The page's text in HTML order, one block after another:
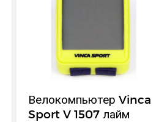
Велокомпьютер Vinca
Sport V 1507 лайм